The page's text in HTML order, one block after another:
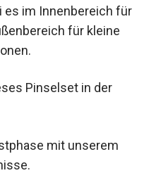
es im Innenbereich für
für kleine
Pinselset in der
mit unserem